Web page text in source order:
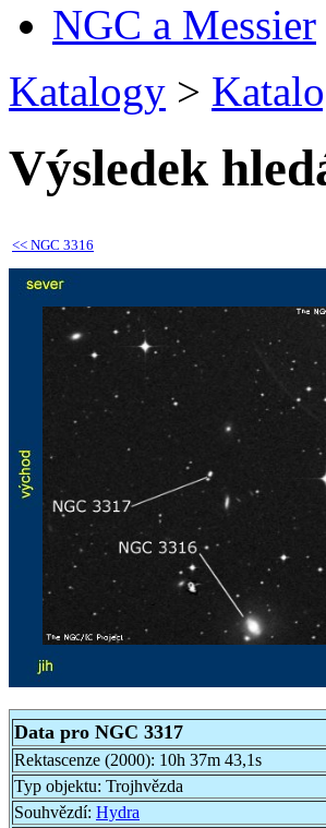
NGC a Messier
Katalogy >
Výsledek
<< NGC 3316
Data pro NGC 3317
Rektascenze (2000): 10h 37m 43,1s
Typ objektu: Trojhvězda
Souhvězdí: Hydra